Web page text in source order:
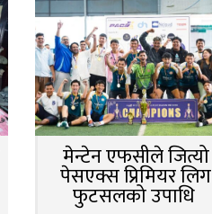
मेन्टेन एफसीले जित्यो
पेसएक्स प्रिमियर लिग
फुटसलको उपाधि